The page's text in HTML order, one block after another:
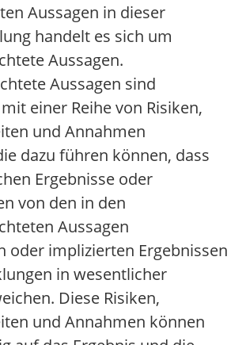
Aussagen in dieser
handelt es sich um
Aussagen.
Aussagen sind
einer Reihe von Risiken,
und Annahmen
dazu führen können, dass
Ergebnisse oder
von den in den
Aussagen
oder implizierten Ergebnissen
in wesentlicher
Diese Risiken,
und Annahmen können